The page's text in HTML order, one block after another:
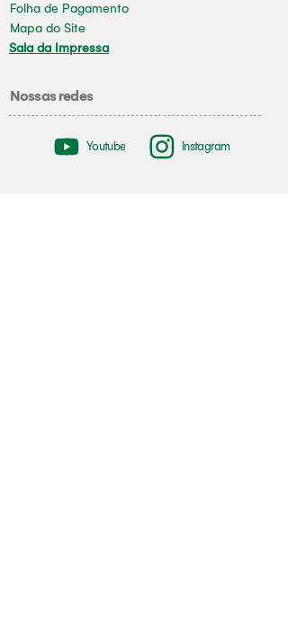
Folha de Pagamento
Mapa do Site
Sala da Impressa
Nossas redes
Youtube Instagram